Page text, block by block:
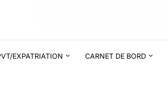
EXPATRIATION CARNET DE BORD